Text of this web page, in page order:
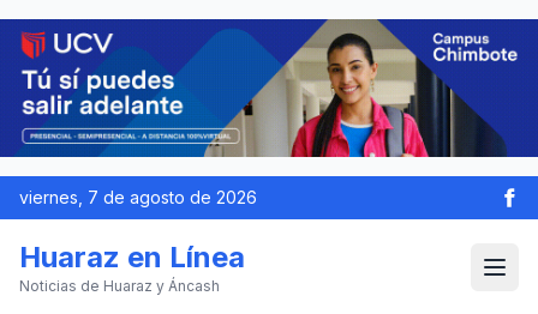
viernes, 7 de agosto de 2026
Huaraz en Línea
Noticias de Huaraz y Áncash